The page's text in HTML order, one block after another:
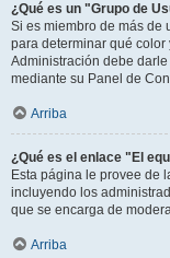
¿Qué es un "Grupo de
Si es miembro de más de
para determinar qué color
Administración debe
mediante su Panel de
Arriba
¿Qué es el enlace "El
Esta página le provee de
incluyendo los
que se encarga de
Arriba